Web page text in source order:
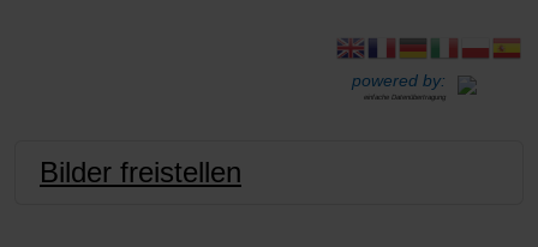
powered by:
einfache Datenübertragung
Bilder freistellen